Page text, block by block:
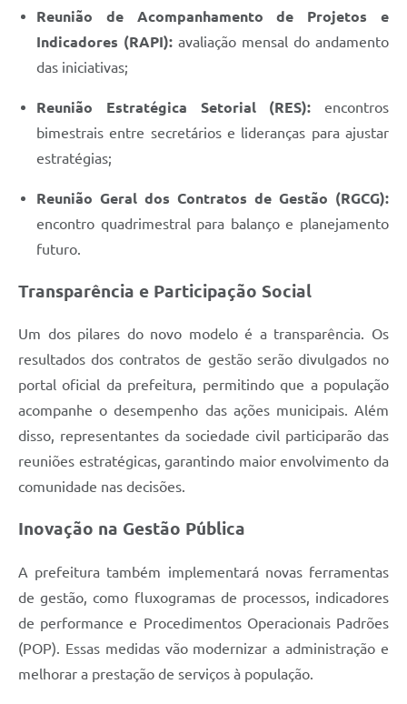
Reunião de Acompanhamento de Projetos e
Indicadores (RAPI): avaliação mensal do andamento
das iniciativas;
Reunião Estratégica Setorial (RES): encontros
bimestrais entre secretários e lideranças para ajustar
estratégias;
Reunião Geral dos Contratos de Gestão (RGCG):
encontro quadrimestral para balanço e planejamento
futuro.
Transparência e Participação Social
Um dos pilares do novo modelo é a transparência. Os
resultados dos contratos de gestão serão divulgados no
portal oficial da prefeitura, permitindo que a população
acompanhe o desempenho das ações municipais. Além
disso, representantes da sociedade civil participarão das
reuniões estratégicas, garantindo maior envolvimento da
comunidade nas decisões.
Inovação na Gestão Pública
A prefeitura também implementará novas ferramentas
de gestão, como fluxogramas de processos, indicadores
de performance e Procedimentos Operacionais Padrões
(POP). Essas medidas vão modernizar a administração e
melhorar a prestação de serviços à população.